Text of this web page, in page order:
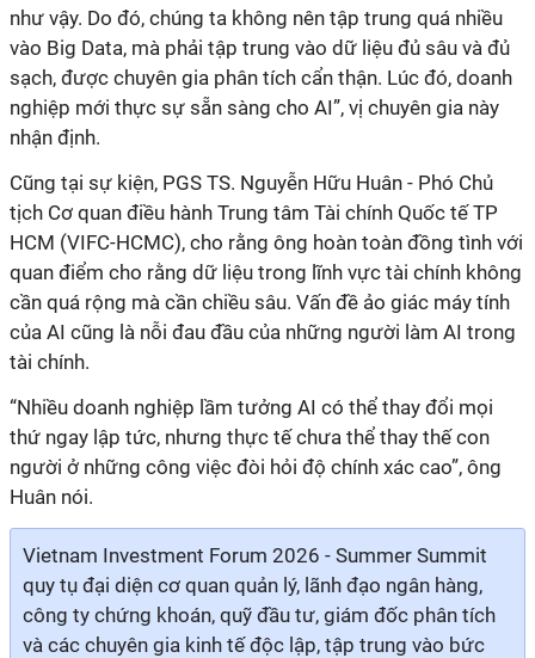
như vậy. Do đó, chúng ta không nên tập trung quá nhiều
vào Big Data, mà phải tập trung vào dữ liệu đủ sâu và đủ
sạch, được chuyên gia phân tích cẩn thận. Lúc đó, doanh
nghiệp mới thực sự sẵn sàng cho AI”, vị chuyên gia này
nhận định.
Cũng tại sự kiện, PGS TS. Nguyễn Hữu Huân - Phó Chủ
tịch Cơ quan điều hành Trung tâm Tài chính Quốc tế TP
HCM (VIFC-HCMC), cho rằng ông hoàn toàn đồng tình với
quan điểm cho rằng dữ liệu trong lĩnh vực tài chính không
cần quá rộng mà cần chiều sâu. Vấn đề ảo giác máy tính
của AI cũng là nỗi đau đầu của những người làm AI trong
tài chính.
“Nhiều doanh nghiệp lầm tưởng AI có thể thay đổi mọi
thứ ngay lập tức, nhưng thực tế chưa thể thay thế con
người ở những công việc đòi hỏi độ chính xác cao”, ông
Huân nói.
Vietnam Investment Forum 2026 - Summer Summit
quy tụ đại diện cơ quan quản lý, lãnh đạo ngân hàng,
công ty chứng khoán, quỹ đầu tư, giám đốc phân tích
và các chuyên gia kinh tế độc lập, tập trung vào bức